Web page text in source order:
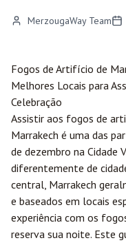
MerzougaWay Team
Fogos de Artifício de
Melhores Locais para
Celebração
Assistir aos fogos de
Marrakech é uma das
de dezembro na Cidade
diferentemente de
central, Marrakech
e baseados em locais
experiência com os
reserva sua noite. Este